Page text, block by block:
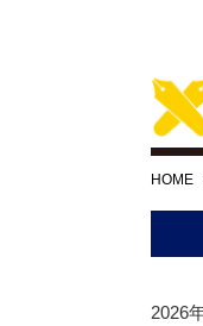
HOME
2026